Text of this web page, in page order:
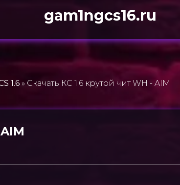
gam1ngcs16.ru
1.6 » Скачать КС 1.6 крутой чит WH - AIM